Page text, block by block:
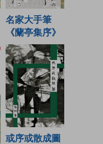
名家大手筆
《蘭亭集序》
或序或散成圖